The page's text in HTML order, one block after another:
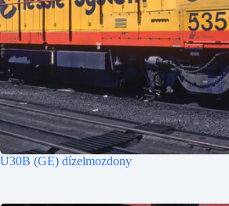
U30B (GE) dízelmozdony